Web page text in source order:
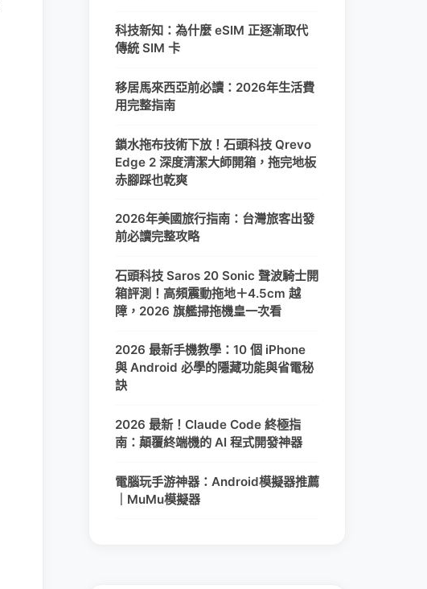
科技新知：為什麼 eSIM 正逐漸取代
傳統 SIM 卡
移居馬來西亞前必讀：2026年生活費
用完整指南
鎖水拖布技術下放！石頭科技 Qrevo
Edge 2 深度清潔大師開箱，拖完地板
赤腳踩也乾爽
2026年美國旅行指南：台灣旅客出發
前必讀完整攻略
石頭科技 Saros 20 Sonic 聲波騎士開
箱評測！高頻震動拖地＋4.5cm 越
障，2026 旗艦掃拖機皇一次看
2026 最新手機教學：10 個 iPhone
與 Android 必學的隱藏功能與省電秘
訣
2026 最新！Claude Code 終極指
南：顛覆終端機的 AI 程式開發神器
電腦玩手游神器：Android模擬器推薦
｜MuMu模擬器